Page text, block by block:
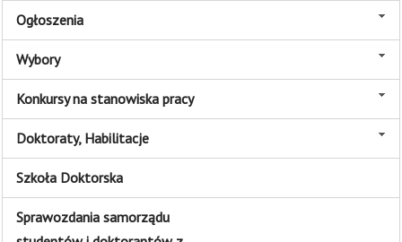
Ogłoszenia
Wybory
Konkursy na stanowiska pracy
Doktoraty, Habilitacje
Szkoła Doktorska
Sprawozdania samorządu